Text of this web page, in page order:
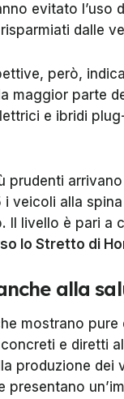
evitato l’uso
dalle
però,
maggior parte
e ibridi
prudenti
i veicoli alla
Il livello è pari a
lo Stretto di
alla
mostrano
e diretti
produzione dei
presentano